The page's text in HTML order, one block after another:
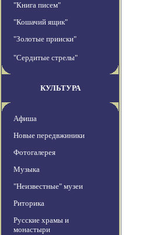
"Книга писем"
"Кошачий ящик"
"Золотые прииски"
"Сердитые стрелы"
КУЛЬТУРА
Афиша
Новые передвжиники
Фотогалерея
Музыка
"Неизвестные" музеи
Риторика
Русские храмы и
монастыри